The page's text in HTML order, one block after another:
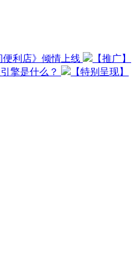
便利店》倾情上线
【推广】
擎是什么？
【特别呈现】